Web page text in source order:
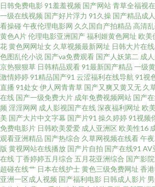
人妻无码98福利 91福利姬免费 92看片 国产人妻精品
无码a级视频 91工厂国产原创在线 91视屏国产在线
品草草草草 老师机午夜福利Av 四虎官网AV 自拍在线
色 不卡视频123区 婷婷丁香先锋 91片色 国产在线ts
影院官网版 东方va一区二区 亚洲网黄 91超碰在线观
福利av 日韩新片www44w 日韩伦理片 草莓视频污
传媒在线路口 国产精品在线久久 视频免费夜 91九
日韩免费电影 91羞羞视频 国产网站青草全福视
一级在线视频 国产好片浮力 91久操 国产精品成
看操碰 午夜伦理电影网 久久国自产拍精品 高清
黄色A片伦理电影亚洲国产福利姬黄色网址 欧美
花黄色网网址女 久草视频最新网址 日韩大片在
色图乱伦小说 国产va免费观看 国产人妖第二 成
京热狠狠草 日韩精品观看91最新国产精品 一级
激情婷婷91精品国产91 云涩福利在线导航 91视
直播 91处女伊人网青青草 国产又爽又黄又无 久
在线 国产一级免费大片 成年免费视频网站 国产
频 淫淫网网 成人影视国产在线深夜福利网址 欧
美 国产大片中文字幕 国产片91 操久婷婷91视频
免费电影片 日韩欧美爱爱 成人亚洲区 欧美性16
观看亚洲精品 国产热综合 久草网视频在线看午
版 黄视网站在线播放 国产片自拍 国产在线91 AV
在线丁香婷婷五月综合 五月花亚洲综合 国产影
超碰在线艹 日本在线护士黄色三级免费网址 香
亚洲一区成人视频 国产福利电影 日韩成人影片